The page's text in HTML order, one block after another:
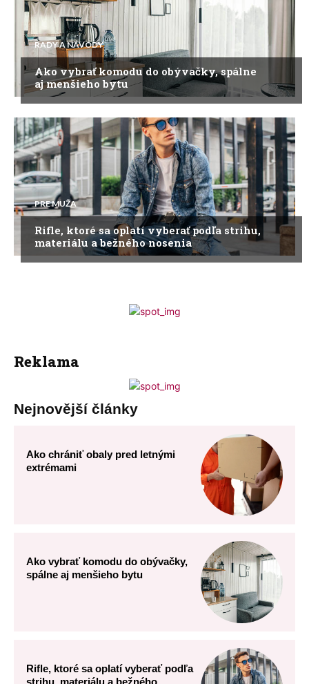
RADY A NÁVODY
Ako vybrať komodu do obývačky, spálne
aj menšieho bytu
PRE MUŽA
Rifle, ktoré sa oplatí vyberať podľa strihu,
materiálu a bežného nosenia
Reklama
Nejnovější články
Ako chrániť obaly pred letnými
extrémami
Ako vybrať komodu do obývačky,
spálne aj menšieho bytu
Rifle, ktoré sa oplatí vyberať podľa
strihu, materiálu a bežného